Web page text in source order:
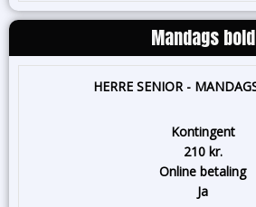
Mandags bold
HERRE SENIOR -
Kontingent
210 kr.
Online betaling
Ja